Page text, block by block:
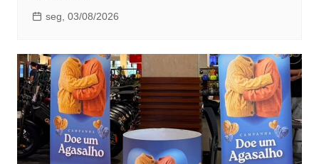
seg, 03/08/2026